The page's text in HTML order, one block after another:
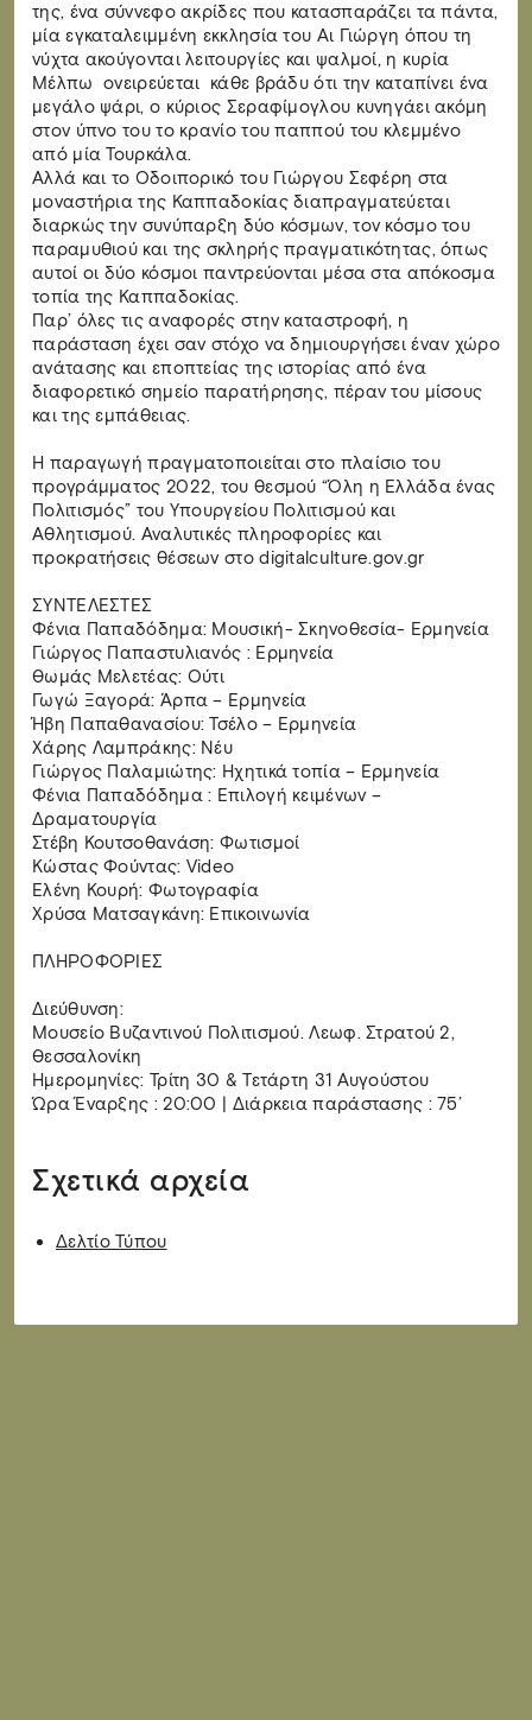
της, ένα σύννεφο ακρίδες που κατασπαράζει τα πάντα,
μία εγκαταλειμμένη εκκλησία του Αι Γιώργη όπου τη
νύχτα ακούγονται λειτουργίες και ψαλμοί, η κυρία
Μέλπω ονειρεύεται κάθε βράδυ ότι την καταπίνει ένα
μεγάλο ψάρι, ο κύριος Σεραφίμογλου κυνηγάει ακόμη
στον ύπνο του το κρανίο του παππού του κλεμμένο
από μία Τουρκάλα.
Αλλά και το Οδοιπορικό του Γιώργου Σεφέρη στα
μοναστήρια της Καππαδοκίας διαπραγματεύεται
διαρκώς την συνύπαρξη δύο κόσμων, τον κόσμο του
παραμυθιού και της σκληρής πραγματικότητας, όπως
αυτοί οι δύο κόσμοι παντρεύονται μέσα στα απόκοσμα
τοπία της Καππαδοκίας.
Παρ’ όλες τις αναφορές στην καταστροφή, η
παράσταση έχει σαν στόχο να δημιουργήσει έναν χώρο
ανάτασης και εποπτείας της ιστορίας από ένα
διαφορετικό σημείο παρατήρησης, πέραν του μίσους
και της εμπάθειας.
Η παραγωγή πραγματοποιείται στο πλαίσιο του
προγράμματος 2022, του θεσμού “Όλη η Ελλάδα ένας
Πολιτισμός” του Υπουργείου Πολιτισμού και
Αθλητισμού. Αναλυτικές πληροφορίες και
προκρατήσεις θέσεων στο digitalculture.gov.gr
ΣΥΝΤΕΛΕΣΤΕΣ
Φένια Παπαδόδημα: Μουσική- Σκηνοθεσία- Ερμηνεία
Γιώργος Παπαστυλιανός : Ερμηνεία
Θωμάς Μελετέας: Ούτι
Γωγώ Ξαγορά: Άρπα – Ερμηνεία
Ήβη Παπαθανασίου: Τσέλο – Ερμηνεία
Χάρης Λαμπράκης: Νέυ
Γιώργος Παλαμιώτης: Ηχητικά τοπία – Ερμηνεία
Φένια Παπαδόδημα : Επιλογή κειμένων –
Δραματουργία
Στέβη Κουτσοθανάση: Φωτισμοί
Κώστας Φούντας: Video
Ελένη Κουρή: Φωτογραφία
Χρύσα Ματσαγκάνη: Επικοινωνία
ΠΛΗΡΟΦΟΡΙΕΣ
Διεύθυνση:
Μουσείο Βυζαντινού Πολιτισμού. Λεωφ. Στρατού 2,
Θεσσαλονίκη
Ημερομηνίες: Τρίτη 30 & Τετάρτη 31 Αυγούστου
Ώρα Έναρξης : 20:00 | Διάρκεια παράστασης : 75’
Σχετικά αρχεία
Δελτίο Τύπου